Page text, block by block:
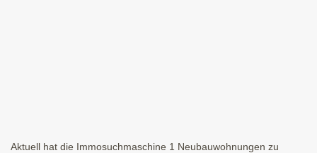
Aktuell hat die Immosuchmaschine 1 Neubauwohnungen zu